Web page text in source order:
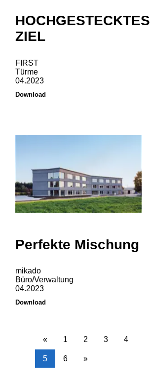
HOCHGESTECKTES
ZIEL
FIRST
Türme
04.2023
Download
Perfekte Mischung
mikado
Büro/Verwaltung
04.2023
Download
« 1 2 3 4
5 6 »